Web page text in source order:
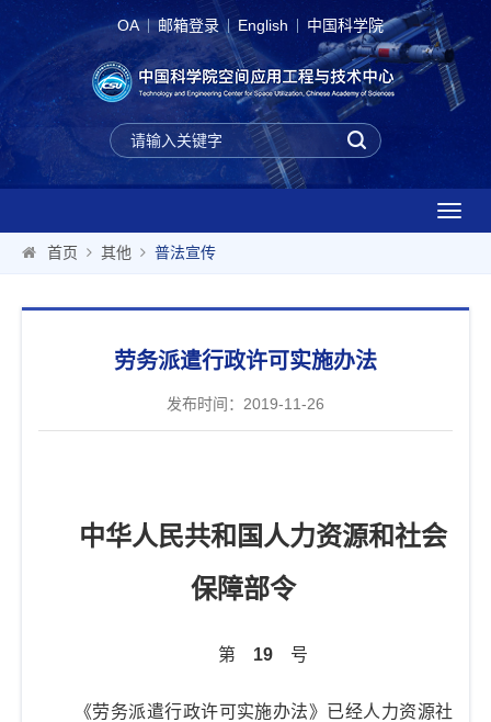
OA 邮箱登录 English 中国科学院
T
o
l
i
首页 其他 普法宣传
劳务派遣行政许可实施办法
发布时间：2019-11-26
中华人民共和国人力资源和社会
保障部令
第 19 号
《劳务派遣行政许可实施办法》已经人力资源社